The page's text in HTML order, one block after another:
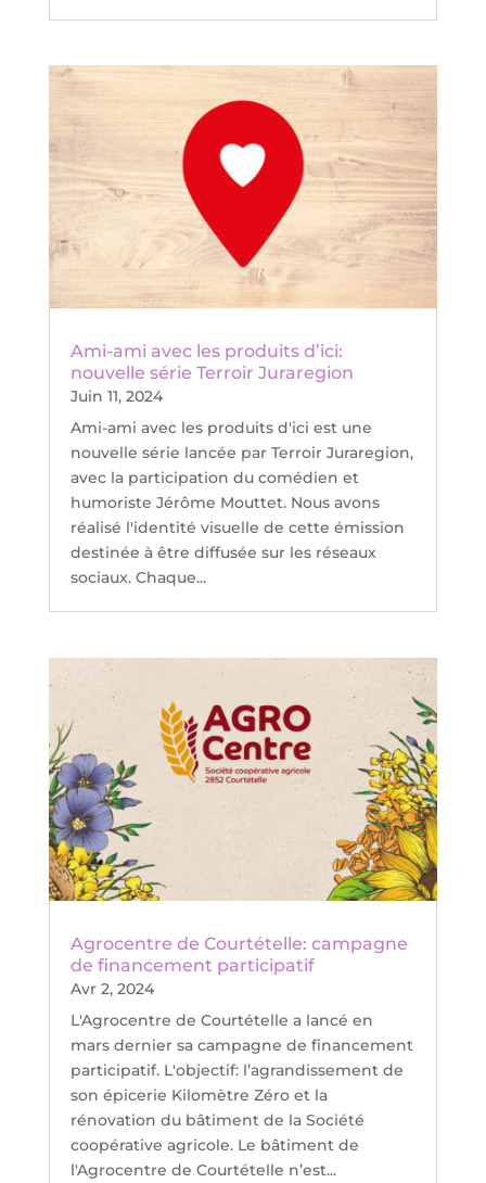
Ami-ami avec les produits d’ici:
nouvelle série Terroir Juraregion
Juin 11, 2024
Ami-ami avec les produits d'ici est une
nouvelle série lancée par Terroir Juraregion,
avec la participation du comédien et
humoriste Jérôme Mouttet. Nous avons
réalisé l'identité visuelle de cette émission
destinée à être diffusée sur les réseaux
sociaux. Chaque...
Agrocentre de Courtételle: campagne
de financement participatif
Avr 2, 2024
L'Agrocentre de Courtételle a lancé en
mars dernier sa campagne de financement
participatif. L'objectif: l’agrandissement de
son épicerie Kilomètre Zéro et la
rénovation du bâtiment de la Société
coopérative agricole. Le bâtiment de
l'Agrocentre de Courtételle n’est...